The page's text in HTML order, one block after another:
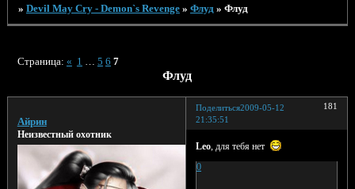
» Devil May Cry - Demon`s Revenge » Флуд » Флуд
Флуд
Страница: « 1 … 5 6 7
Поделиться 181
2009-05-12
21:35:51
Айрин
Неизвестный охотник
Leo, для тебя нет
0